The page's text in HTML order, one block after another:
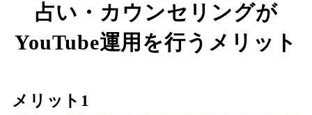
占い・カウンセリングが
YouTube運用を行うメリット
メリット1